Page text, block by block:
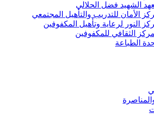
الشهيد فضل الحلالي
الأمان للتدريب والتأهيل المجتمعي
النور لرعاية وتأهيل المكفوفين
الثقافي للمكفوفين
الطباعة